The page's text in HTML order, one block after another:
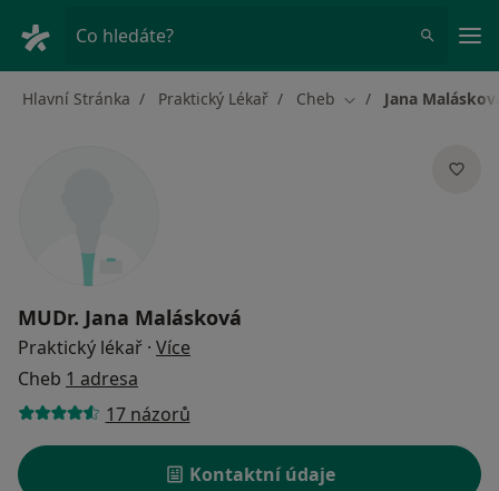
Co hledáte?
Hlavní Stránka Praktický Lékař Cheb Změna města
Jana
MUDr. Jana Malásková
Praktický lékař · Více
Cheb 1 adresa
17 názorů
Kontaktní údaje